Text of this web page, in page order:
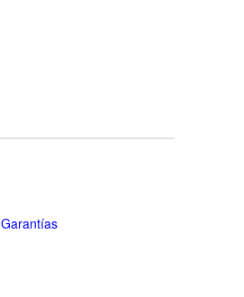
Garantías